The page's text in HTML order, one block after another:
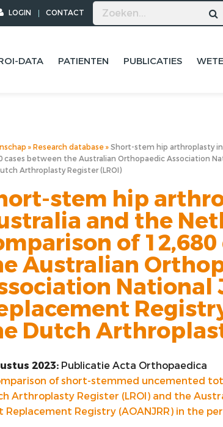
LOGIN CONTACT
DATA PATIENTEN PUBLICATIES
Research database
Short-stem hip arthroplasty
cases between the Australian Orthopaedic Association
Arthroplasty Register (LROI)
stem hip
and the
of
Australian
National
Dutch
2023:Publicatie Acta Orthopaedica
of short-stemmed uncemented
Arthroplasty Register (LROI) and the
Replacement Registry (AOANJRR) in the